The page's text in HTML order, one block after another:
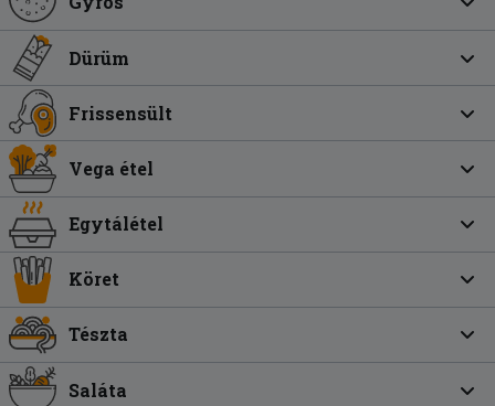
Dürüm
Frissensült
Vega étel
Egytálétel
Köret
Tészta
Saláta